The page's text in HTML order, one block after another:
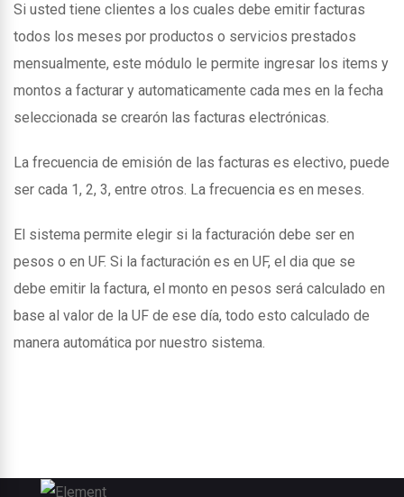
Si usted tiene clientes a los cuales debe emitir facturas
todos los meses por productos o servicios prestados
mensualmente, este módulo le permite ingresar los items y
montos a facturar y automaticamente cada mes en la fecha
seleccionada se crearón las facturas electrónicas.
La frecuencia de emisión de las facturas es electivo, puede
ser cada 1, 2, 3, entre otros. La frecuencia es en meses.
El sistema permite elegir si la facturación debe ser en
pesos o en UF. Si la facturación es en UF, el dia que se
debe emitir la factura, el monto en pesos será calculado en
base al valor de la UF de ese día, todo esto calculado de
manera automática por nuestro sistema.